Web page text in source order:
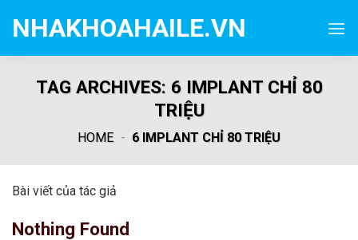
NHAKHOAHAILE.VN
TAG ARCHIVES: 6 IMPLANT CHỈ 80
TRIỆU
HOME - 6 IMPLANT CHỈ 80 TRIỆU
Bài viết của tác giả
Nothing Found